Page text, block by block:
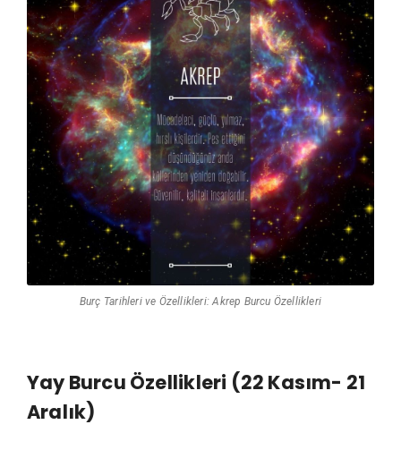
Burç Tarihleri ve Özellikleri: Akrep Burcu Özellikleri
Yay Burcu Özellikleri (22 Kasım- 21
Aralık)